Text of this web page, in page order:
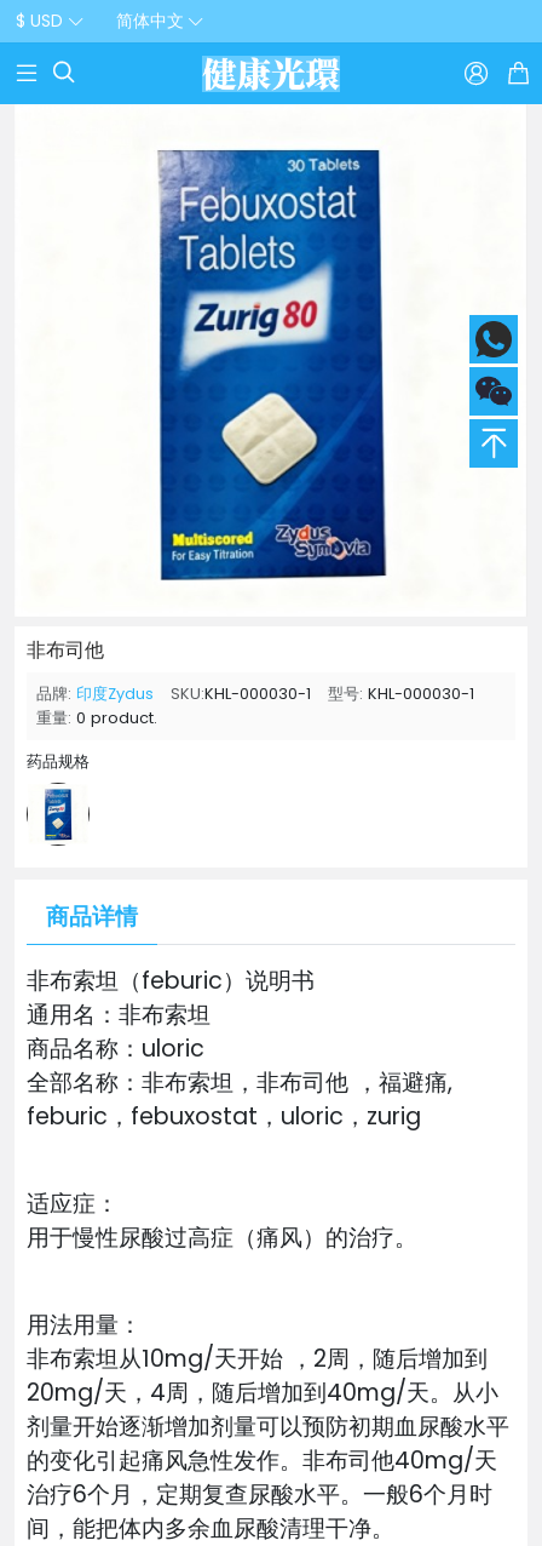
$ USD 简体中文
  
非布司他
品牌: 印度Zydus SKU:KHL-000030-1 型号: KHL-000030-1
重量: 0 product.
药品规格
商品详情
非布索坦（feburic）说明书
通用名：非布索坦
商品名称：uloric
全部名称：非布索坦，非布司他 ，福避痛,
feburic，febuxostat，uloric，zurig
适应症：
用于慢性尿酸过高症（痛风）的治疗。
用法用量：
非布索坦从10mg/天开始 ，2周，随后增加到
20mg/天，4周，随后增加到40mg/天。从小
剂量开始逐渐增加剂量可以预防初期血尿酸水平
的变化引起痛风急性发作。非布司他40mg/天
治疗6个月，定期复查尿酸水平。一般6个月时
间，能把体内多余血尿酸清理干净。